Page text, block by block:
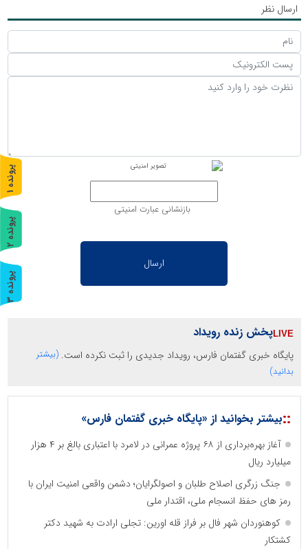
ارسال نظر
بازنشانی عبارت امنیتی
پخش زنده رویداد
پایگاه خبری گفتمان فارس، رویداد جدیدی را ثبت نکرده است. (بیشتر
بدانید)
::بیشتر بخوانید از «پایگاه خبری گفتمان فارس»
آغاز بهره‌برداری از ۶۸ پروژه عمرانی در لامرد با اعتباری بالغ بر ۴ هزار
میلیارد ریال
جنگ زرگری اصلاح طلبان و اصولگرایان؛ دشمن واقعی امنیت ایران با
رمز های حفظ انسجام ملی، اقتدار ملی
کوهنوردان شهر فال بر فراز قله اورین: تجلی ارادت به شهید دکتر
کشتکار
پ
ر
و
ن
د
ه
1
پ
ر
و
ن
د
ه
2
پ
ر
و
ن
د
ه
3